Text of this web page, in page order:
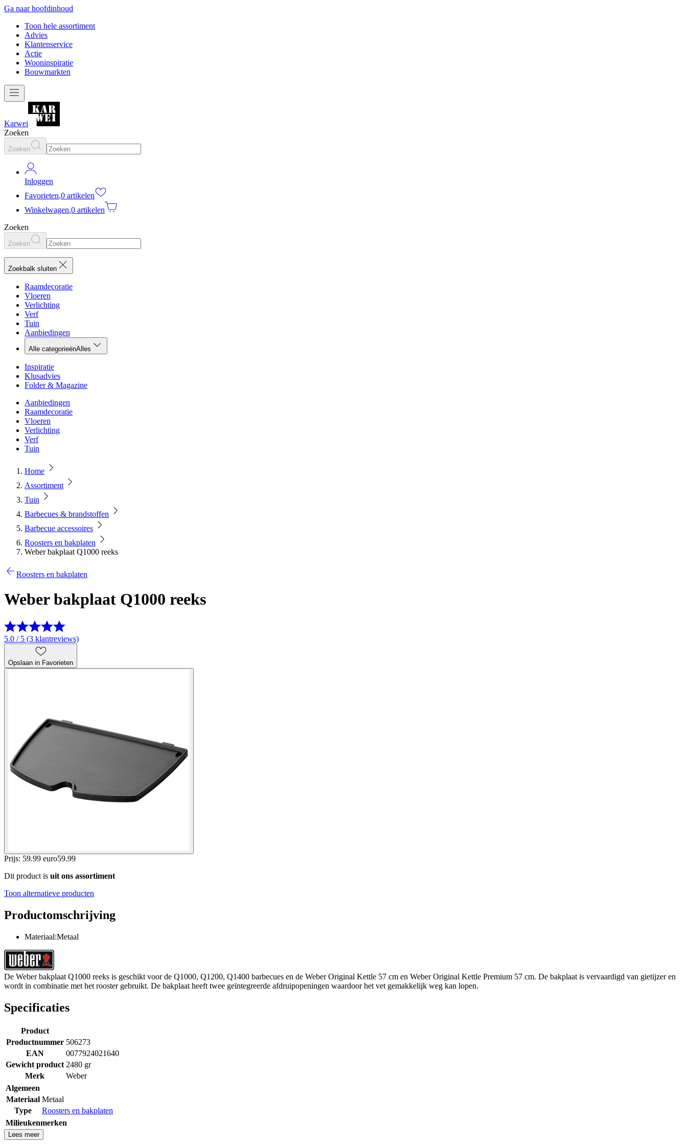
Ga naar hoofdinhoud
Toon hele assortiment
Advies
Klantenservice
Actie
Wooninspiratie
Bouwmarkten
Karwei
Zoeken
Zoeken
Inloggen
Favorieten,0 artikelen
Winkelwagen,0 artikelen
Zoeken
Zoeken
Zoekbalk sluiten
Raamdecoratie
Vloeren
Verlichting
Verf
Tuin
Aanbiedingen
Alle categorieënAlles
Inspiratie
Klusadvies
Folder & Magazine
Aanbiedingen
Raamdecoratie
Vloeren
Verlichting
Verf
Tuin
Home
Assortiment
Tuin
Barbecues & brandstoffen
Barbecue accessoires
Roosters en bakplaten
Weber bakplaat Q1000 reeks
Roosters en bakplaten
Weber bakplaat Q1000 reeks
5.0 / 5 (3 klantreviews)
Opslaan in Favorieten
Prijs: 59.99 euro59.99
Dit product is uit ons assortiment
Toon alternatieve producten
Productomschrijving
Materiaal:Metaal
De Weber bakplaat Q1000 reeks is geschikt voor de Q1000, Q1200, Q1400 barbecues en de Weber Original Kettle 57 cm en Weber Original Kettle Premium 57 cm. De bakplaat is vervaardigd van gietijzer en
wordt in combinatie met het rooster gebruikt. De bakplaat heeft twee geïntegreerde afdruipopeningen waardoor het vet gemakkelijk weg kan lopen.
Specificaties
Product
Productnummer 506273
EAN
0077924021640
Gewicht product 2480 gr
Merk
Weber
Algemeen
Materiaal Metaal
Type
Roosters en bakplaten
Milieukenmerken
Lees meer